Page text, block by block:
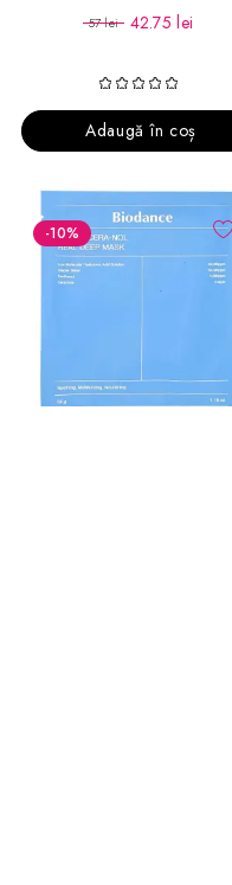
57 lei 42.75 lei
Adaugă în coș
-10%